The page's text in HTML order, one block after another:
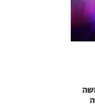
נמשה